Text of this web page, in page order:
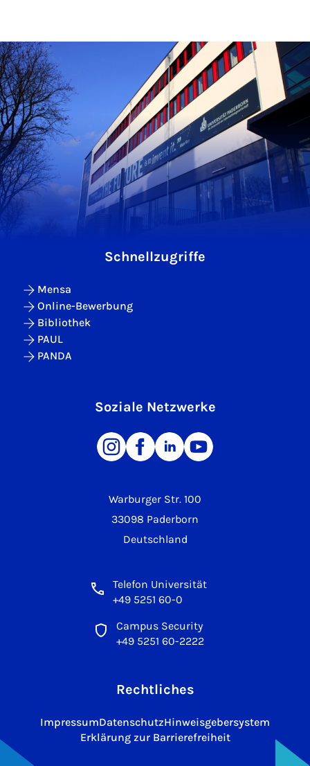
Warburger Str. 100
33098 Paderborn
Deutschland
Telefon Universität
+49 5251 60-0
Campus Security
+49 5251 60-2222
Schnellzugriffe
Mensa
Online-Bewerbung
Bibliothek
PAUL
PANDA
Soziale Netzwerke
Rechtliches
ImpressumDatenschutzHinweisgebersystem
Erklärung zur Barrierefreiheit